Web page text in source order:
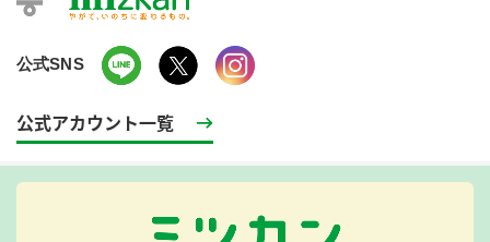
公式SNS
公式アカウント一覧